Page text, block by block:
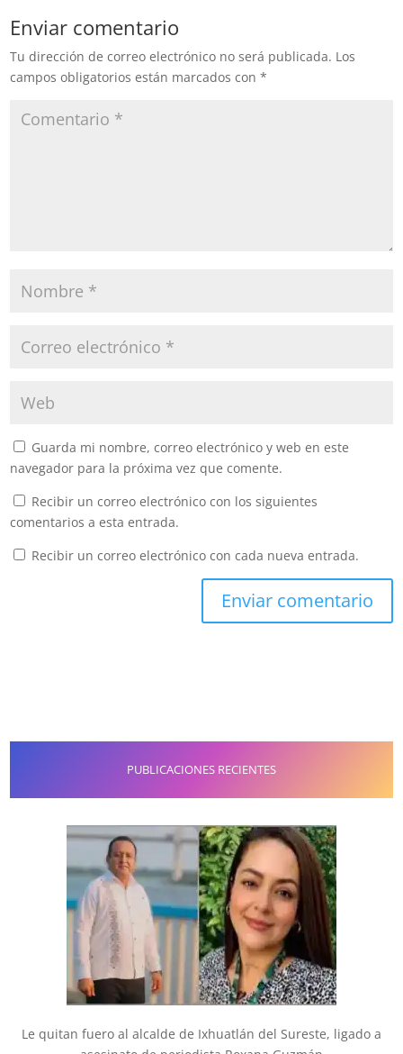
Enviar comentario
Tu dirección de correo electrónico no será publicada. Los
campos obligatorios están marcados con*
Guarda mi nombre, correo electrónico y web en este
navegador para la próxima vez que comente.
Recibir un correo electrónico con los siguientes
comentarios a esta entrada.
Recibir un correo electrónico con cada nueva entrada.
PUBLICACIONES RECIENTES
Le quitan fuero al alcalde de Ixhuatlán del Sureste, ligado a